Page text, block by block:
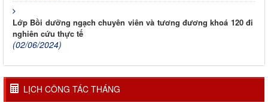
Lớp Bồi dưỡng ngạch chuyên viên và tương đương khoá 120 đi
nghiên cứu thực tế
(02/06/2024)
LỊCH CÔNG TÁC THÁNG